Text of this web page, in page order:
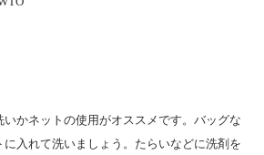
かネットの使用がオススメです。バッグな
に入れて洗いましょう。たらいなどに洗剤を